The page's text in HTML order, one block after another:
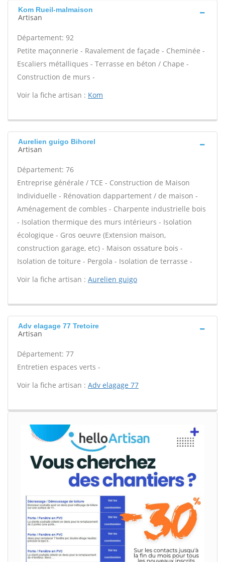
Kom Rueil-malmaison
Artisan
Département: 92
Petite maçonnerie - Ravalement de façade - Cheminée -
Escaliers métalliques - Terrasse en béton / Chape -
Construction de murs -
Voir la fiche artisan : Kom
Aurelien guigo Bihorel
Artisan
Département: 76
Entreprise générale / TCE - Construction de Maison
Individuelle - Rénovation dappartement / de maison -
Aménagement de combles - Charpente industrielle bois
- Isolation thermique des murs intérieurs - Isolation
écologique - Gros oeuvre (Extension maison,
construction garage, etc) - Maison ossature bois -
Isolation de toiture - Pergola - Isolation de terrasse -
Voir la fiche artisan : Aurelien guigo
Adv elagage 77 Tretoire
Artisan
Département: 77
Entretien espaces verts -
Voir la fiche artisan : Adv elagage 77